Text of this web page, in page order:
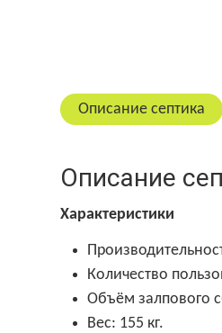
Описание септика
Описание
Характеристики
Количество
Объём залпового
Вес: 155 кг.